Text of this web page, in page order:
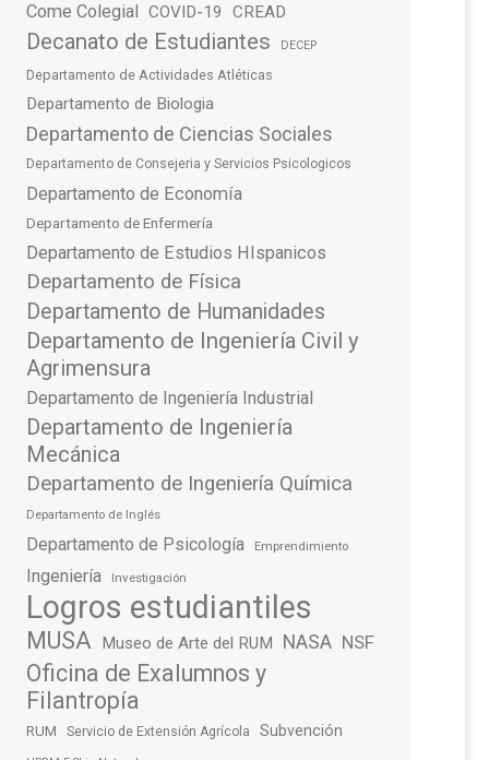
Come Colegial COVID-19 CREAD
Decanato de Estudiantes DECEP
Departamento de Actividades Atléticas
Departamento de Biologia
Departamento de Ciencias Sociales
Departamento de Consejeria y Servicios Psicologicos
Departamento de Economía
Departamento de Enfermería
Departamento de Estudios HIspanicos
Departamento de Física
Departamento de Humanidades
Departamento de Ingeniería Civil y
Agrimensura
Departamento de Ingeniería Industrial
Departamento de Ingeniería
Mecánica
Departamento de Ingeniería Química
Departamento de Inglés
Departamento de Psicología Emprendimiento
Ingeniería Investigación
Logros estudiantiles
MUSA Museo de Arte del RUM NASA NSF
Oficina de Exalumnos y
Filantropía
RUM Servicio de Extensión Agrícola Subvención